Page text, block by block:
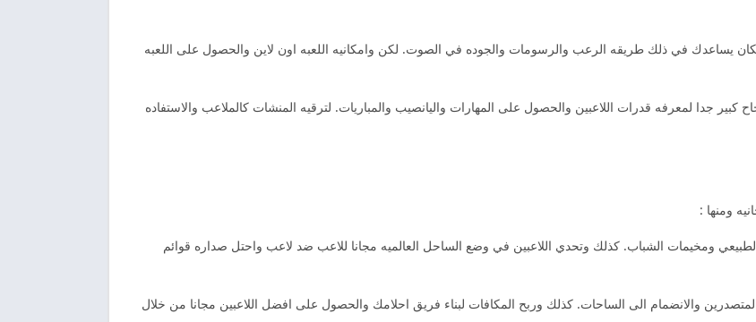
يساعدك في ذلك طريقه الرعب والرسومات والجوده في الصوت. لكن وامكانيه اللعبه اون لاين والحصول على اللعبه
جدا لمعرفه قدرات اللاعبين والحصول على المهارات واليانصيب والمباريات. لترقيه المنشات كالملاعب والاستفاده
ومنها :
ومخيمات الشباب. كذلك وتحدي اللاعبين في وضع الساحل العالميه مجانا للاعب ضد لاعب واحتل صداره قوائم
والانضمام الى الساحات. كذلك وربح المكافات لبناء فريق احلامك والحصول على افضل اللاعبين مجانا من خلال